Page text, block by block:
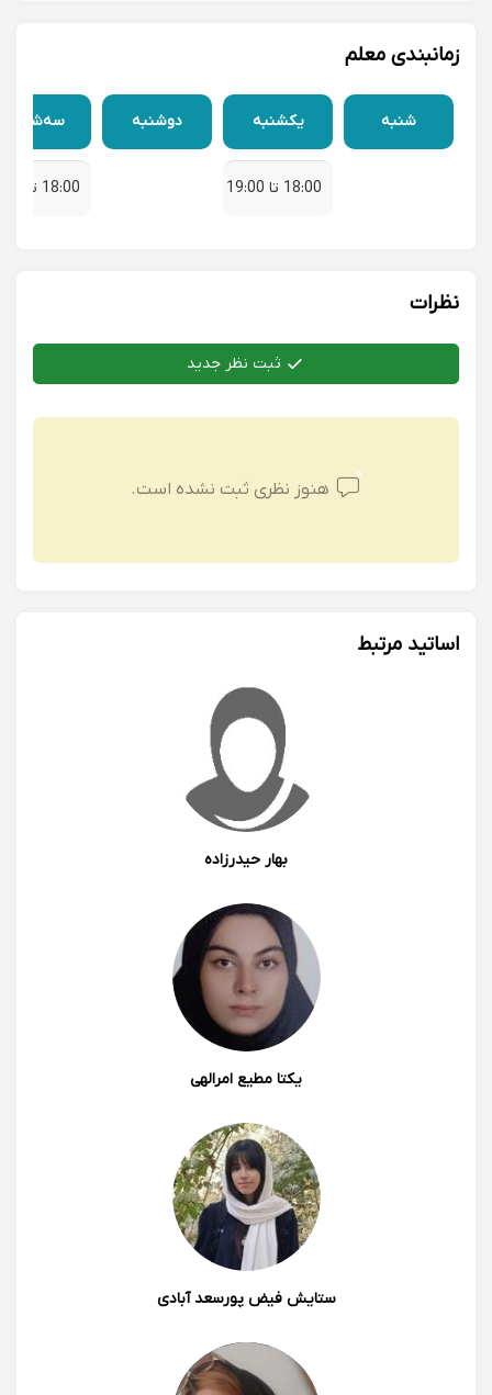
زمانبندی معلم
شنبه یکشنبه
18:00 تا 19:00
دوشنبه سه‌شنبه
18:00 تا 19:00
نظرات
ثبت نظر جدید
هنوز نظری ثبت نشده است.
اساتید مرتبط
بهار حیدرزاده
یکتا مطیع امرالهی
ستایش فیض پورسعد آبادی